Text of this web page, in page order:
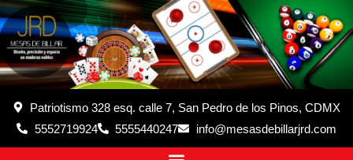
Patriotismo 328 esq. calle 7, San Pedro de los Pinos, CDMX
5552719924
5555440247 info@mesasdebillarjrd.com